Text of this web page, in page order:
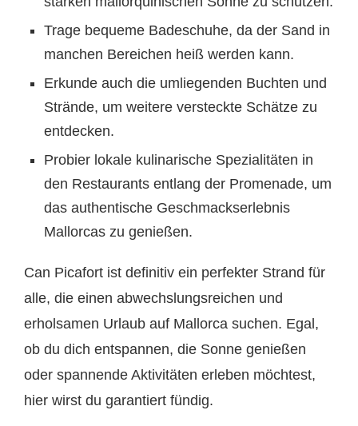
Trage bequeme Badeschuhe, da der Sand in
manchen Bereichen heiß werden kann.
Erkunde auch die umliegenden Buchten und
Strände, um weitere versteckte Schätze zu
entdecken.
Probier lokale kulinarische Spezialitäten in
den Restaurants entlang der Promenade, um
das authentische Geschmackserlebnis
Mallorcas zu genießen.
Can Picafort ist definitiv ein perfekter Strand für
alle, die einen abwechslungsreichen und
erholsamen Urlaub auf Mallorca suchen. Egal,
ob du dich entspannen, die Sonne genießen
oder spannende Aktivitäten erleben möchtest,
hier wirst du garantiert fündig.